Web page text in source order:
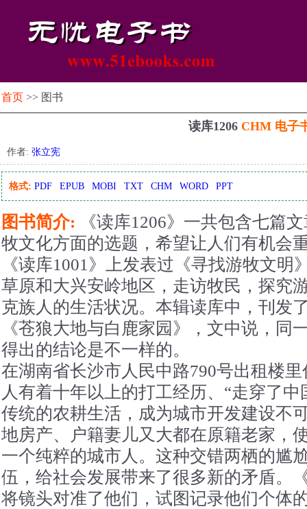
首页 >> 图书
读库1206 CHM 电子
作者: 张立宪
格式: PDF EPUB MOBI TXT CHM WORD PPT
图书简介: 《读库1206》一共包含七篇
牧文化方面的选题，希望让人们有机会
《读库1001》上发表过《寻找游牧文明
草原和大兴安岭地区，走访牧民，探究
克族人的生活状况。本辑读库中，刊发
《苍狼大地与白鹿家园》，文中说，同
得出的结论是不一样的。
在湖南省长沙市人民中路790号出租楼
人有着十年以上的打工经历、“走穿了
传统的农耕生活，成为城市开发建设不
地房产、户籍妻儿又大都在原籍老家，
一个纯粹的城市人。这种交错两栖的尴
伍，给社会发展带来了很多新的矛盾。
将镜头对准了他们，试图记录他们个体